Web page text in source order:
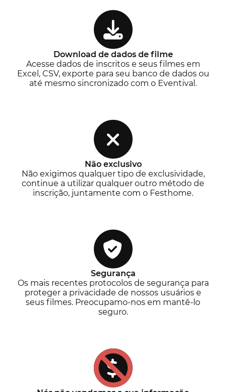
Download de dados de filme
Acesse dados de inscritos e seus filmes em
Excel, CSV, exporte para seu banco de dados ou
até mesmo sincronizado com o Eventival.
Não exclusivo
Não exigimos qualquer tipo de exclusividade,
continue a utilizar qualquer outro método de
inscrição, juntamente com o Festhome.
Segurança
Os mais recentes protocolos de segurança para
proteger a privacidade de nossos usuários e
seus filmes. Preocupamo-nos em mantê-lo
seguro.